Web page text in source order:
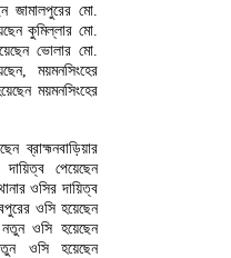
জামালপুরের মো.
কুমিল্লার মো.
ভোলার মো.
ময়মনসিংহের
ময়মনসিংহের
ব্রাহ্মনবাড়িয়ার
পেয়েছেন
ওসির দায়িত্ব
ওসি হয়েছেন
নতুন ওসি হয়েছেন
ওসি হয়েছেন